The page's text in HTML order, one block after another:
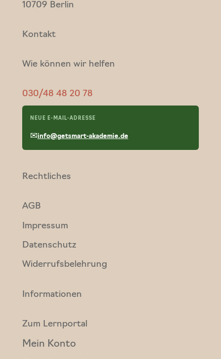
10709 Berlin
Kontakt
Wie können wir helfen
030/48 48 20 78
NEUE E-MAIL-ADRESSE
✉info@getsmart-akademie.de
Rechtliches
AGB
Impressum
Datenschutz
Widerrufsbelehrung
Informationen
Zum Lernportal
Mein Konto